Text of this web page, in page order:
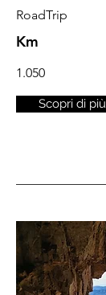
RoadTrip
Km
1.050
Scopri di più